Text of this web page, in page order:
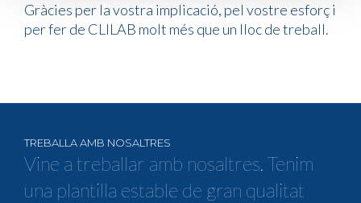
Gràcies per la vostra implicació, pel vostre esforç i
per fer de CLILAB molt més que un lloc de treball.
TREBALLA AMB NOSALTRES
Vine a treballar amb nosaltres. Tenim
una plantilla estable de gran qualitat